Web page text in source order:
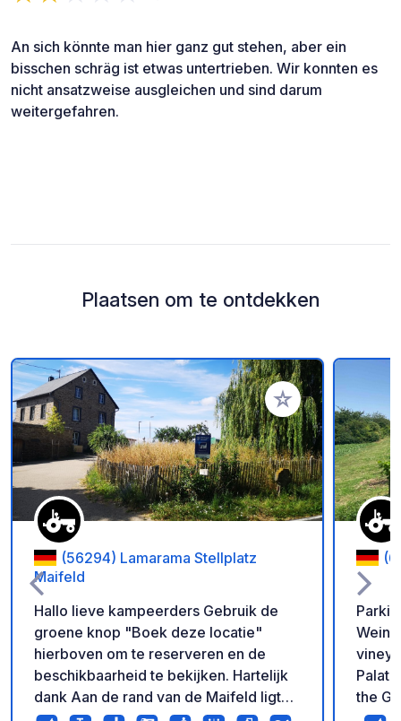
An sich könnte man hier ganz gut stehen, aber ein
bisschen schräg ist etwas untertrieben. Wir konnten es
nicht ansatzweise ausgleichen und sind darum
weitergefahren.
Plaatsen om te ontdekken
Voeg toe aan je
(56294) Lamarama Stellplatz
Maifeld
Hallo lieve kampeerders Gebruik de
groene knop "Boek deze locatie"
hierboven om te reserveren en de
beschikbaarheid te bekijken. Hartelijk
dank Aan de rand van de Maifeld ligt
the